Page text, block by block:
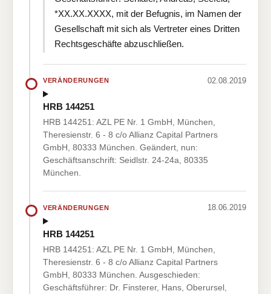
*XX.XX.XXXX, mit der Befugnis, im Namen der
Gesellschaft mit sich als Vertreter eines Dritten
Rechtsgeschäfte abzuschließen.
VERÄNDERUNGEN 02.08.2019
HRB 144251
HRB 144251: AZL PE Nr. 1 GmbH, München,
Theresienstr. 6 - 8 c/o Allianz Capital Partners
GmbH, 80333 München. Geändert, nun:
Geschäftsanschrift: Seidlstr. 24-24a, 80335
München.
VERÄNDERUNGEN 18.06.2019
HRB 144251
HRB 144251: AZL PE Nr. 1 GmbH, München,
Theresienstr. 6 - 8 c/o Allianz Capital Partners
GmbH, 80333 München. Ausgeschieden:
Geschäftsführer: Dr. Finsterer, Hans, Oberursel,